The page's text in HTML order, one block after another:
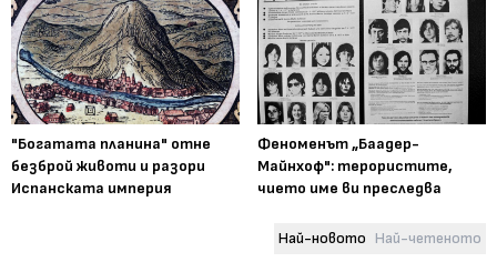
"Богатата планина" отне
безброй животи и разори
Испанската империя
Феноменът „Баадер-
Майнхоф": терористите,
чието име ви преследва
Най-новото Най-четеното